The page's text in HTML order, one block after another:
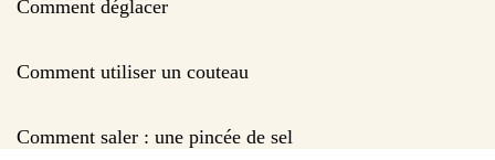
Comment déglacer
Comment utiliser un couteau
Comment saler : une pincée de sel